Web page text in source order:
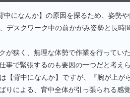
中になんか】の原因を探るため、姿勢
デスクワーク中の前かがみ姿勢と長時
が狭く、無理な体勢で作業を行ってい
事で緊張するのも要因の一つだと考えら
【背中になんか】ですが、『腕が上
りによる、背中全体が引っ張られる感